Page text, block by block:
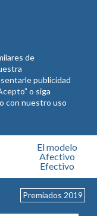
de
publicidad
o siga
con nuestro uso
El modelo
Afectivo
Efectivo
Premiados 2019